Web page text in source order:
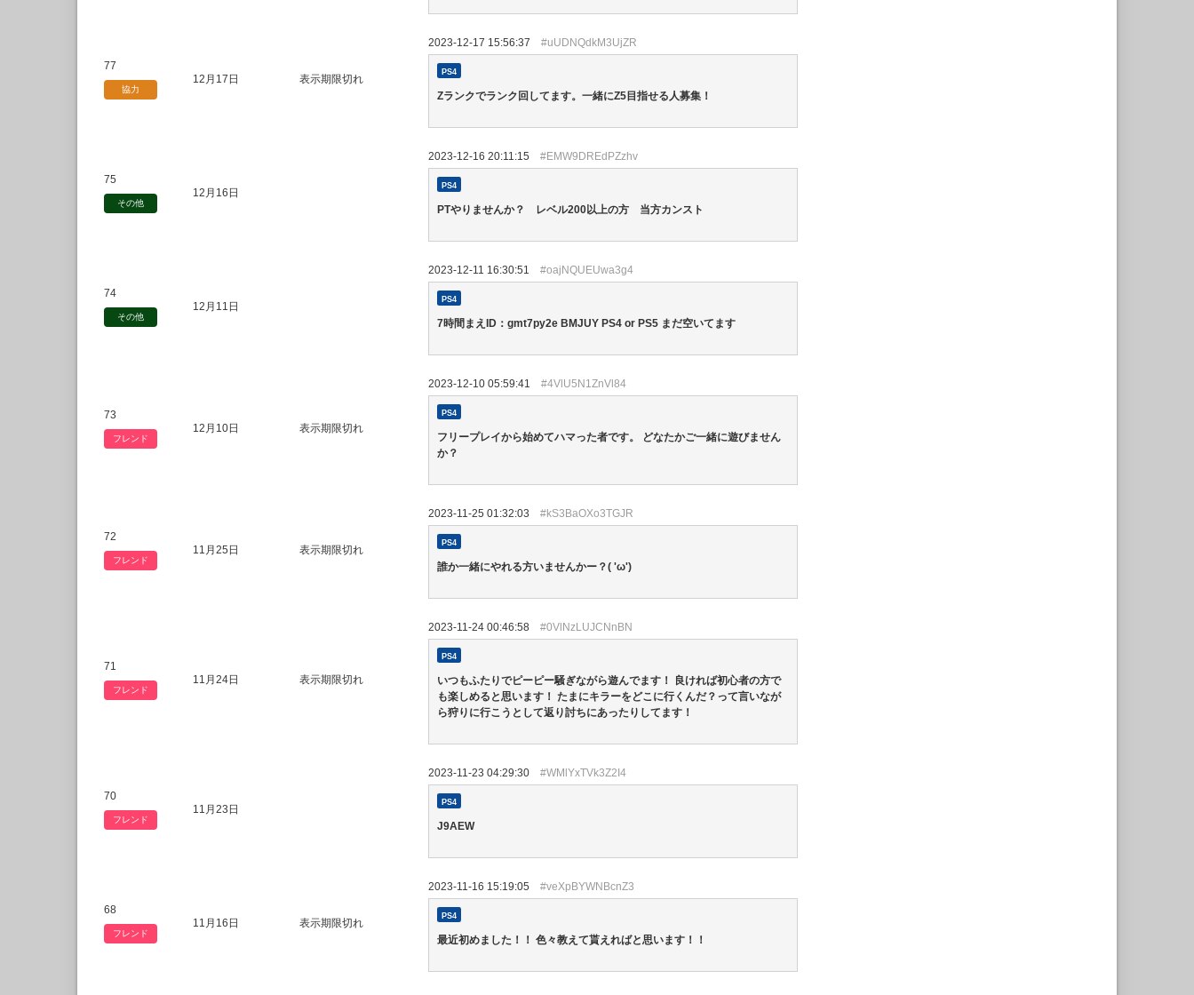
77
協力
12月17日 表示期限切れ
2023-12-17 15:56:37 #uUDNQdkM3UjZR
PS4
Zランクでランク回してます。一緒にZ5目指せる人募集！
75
その他
12月16日
2023-12-16 20:11:15 #EMW9DREdPZzhv
PS4
PTやりませんか？ レベル200以上の方 当方カンスト
74
その他
12月11日
2023-12-11 16:30:51 #oajNQUEUwa3g4
PS4
7時間まえID：gmt7py2e BMJUY PS4 or PS5 まだ空いてます
73
フレンド
12月10日 表示期限切れ
2023-12-10 05:59:41 #4VlU5N1ZnVl84
PS4
フリープレイから始めてハマった者です。 どなたかご一緒に遊びません
か？
72
フレンド
11月25日 表示期限切れ
2023-11-25 01:32:03 #kS3BaOXo3TGJR
PS4
誰か一緒にやれる方いませんかー？( 'ω')
71
フレンド
11月24日 表示期限切れ
2023-11-24 00:46:58 #0VlNzLUJCNnBN
PS4
いつもふたりでピーピー騒ぎながら遊んでます！ 良ければ初心者の方で
も楽しめると思います！ たまにキラーをどこに行くんだ？って言いなが
ら狩りに行こうとして返り討ちにあったりしてます！
70
フレンド
11月23日
2023-11-23 04:29:30 #WMlYxTVk3Z2I4
PS4
J9AEW
68
フレンド
11月16日 表示期限切れ
2023-11-16 15:19:05 #veXpBYWNBcnZ3
PS4
最近初めました！！ 色々教えて貰えればと思います！！